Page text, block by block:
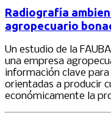
Radiografía
agropecuario
Un estudio de la
una empresa
información clave
orientadas a producir
económicamente la